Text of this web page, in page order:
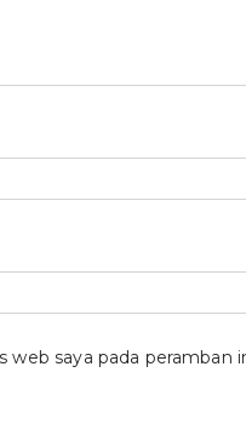
web saya pada